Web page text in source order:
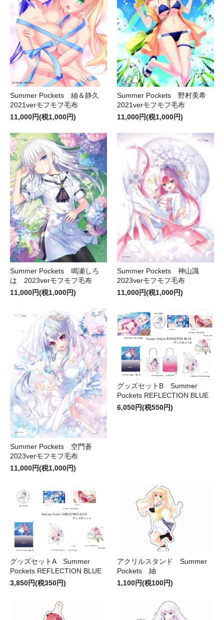
Summer Pockets 紬＆静久
2021verモフモフ毛布
11,000円(税1,000円)
Summer Pockets 野村美希
2021verモフモフ毛布
11,000円(税1,000円)
Summer Pockets 鳴瀬しろ
は 2023verモフモフ毛布
11,000円(税1,000円)
Summer Pockets 神山識
2023verモフモフ毛布
11,000円(税1,000円)
Summer Pockets 空門蒼
2023verモフモフ毛布
11,000円(税1,000円)
グッズセットB Summer
Pockets REFLECTION BLUE
6,050円(税550円)
グッズセットA Summer
Pockets REFLECTION BLUE
3,850円(税350円)
アクリルスタンド Summer
Pockets 紬
1,100円(税100円)